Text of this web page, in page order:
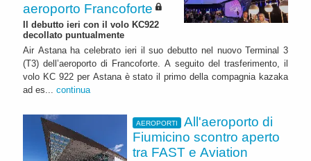
aeroporto Francoforte
Il debutto ieri con il volo KC922
decollato puntualmente
Air Astana ha celebrato ieri il suo debutto nel nuovo Terminal 3
(T3) dell’aeroporto di Francoforte. A seguito del trasferimento, il
volo KC 922 per Astana è stato il primo della compagnia kazaka
ad es... continua
AEROPORTI
All'aeroporto di
Fiumicino scontro aperto
tra FAST e Aviation